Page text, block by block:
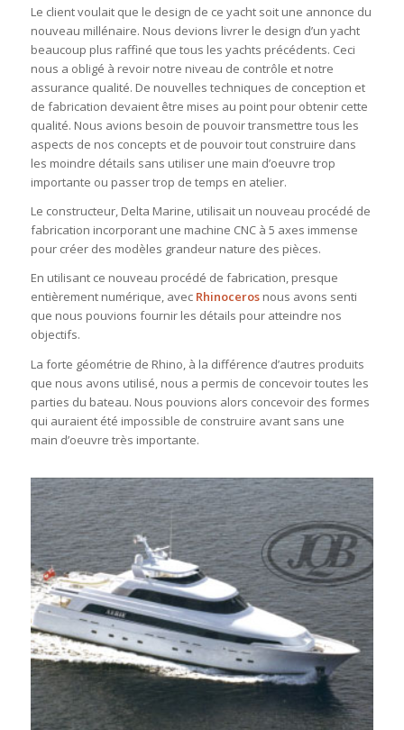
Le client voulait que le design de ce yacht soit une annonce du
nouveau millénaire. Nous devions livrer le design d’un yacht
beaucoup plus raffiné que tous les yachts précédents. Ceci
nous a obligé à revoir notre niveau de contrôle et notre
assurance qualité. De nouvelles techniques de conception et
de fabrication devaient être mises au point pour obtenir cette
qualité. Nous avions besoin de pouvoir transmettre tous les
aspects de nos concepts et de pouvoir tout construire dans
les moindre détails sans utiliser une main d’oeuvre trop
importante ou passer trop de temps en atelier.
Le constructeur, Delta Marine, utilisait un nouveau procédé de
fabrication incorporant une machine CNC à 5 axes immense
pour créer des modèles grandeur nature des pièces.
En utilisant ce nouveau procédé de fabrication, presque
entièrement numérique, avec Rhinocerosnous avons senti
que nous pouvions fournir les détails pour atteindre nos
objectifs.
La forte géométrie de Rhino, à la différence d’autres produits
que nous avons utilisé, nous a permis de concevoir toutes les
parties du bateau. Nous pouvions alors concevoir des formes
qui auraient été impossible de construire avant sans une
main d’oeuvre très importante.